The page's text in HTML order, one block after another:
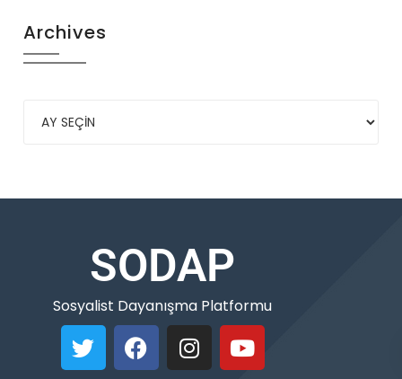
Archives
SODAP
Sosyalist Dayanışma Platformu